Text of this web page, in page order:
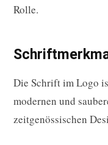
Rolle.
Die Schrift im Logo
modernen und
zeitgenössischen